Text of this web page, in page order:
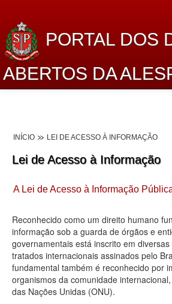
PORTAL DOS
ABERTOS DA
Lei de Acesso à Informação
Dados Governamentais Abertos
Planejamento
Catálogo de dados
Processo Legislativo
Deputados Estaduais
INÍCIO LEI DE ACESSO À INFORMAÇÃO
Lei de Acesso à Informação
A Lei de Acesso à Informação
Reconhecido como um direito humano
informação sob a guarda de órgãos e
governamentais está inscrito em
tratados internacionais assinados pelo
fundamental também é reconhecido por
organismos da comunidade
das Nações Unidas (ONU).